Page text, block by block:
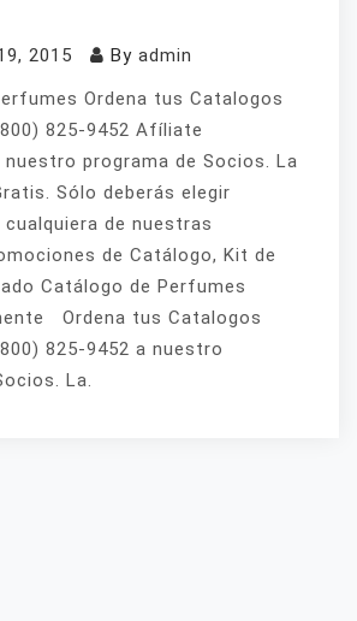
2015 By admin
Ordena tus Catalogos
825-9452 Afíliate
programa de Socios. La
Sólo deberás elegir
de nuestras
de Catálogo, Kit de
Catálogo de Perfumes
Ordena tus Catalogos
825-9452 a nuestro
La.